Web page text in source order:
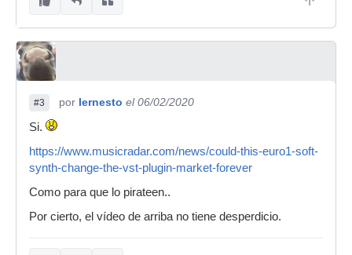
#3 por Iernesto el 06/02/2020
Si.
https://www.musicradar.com/news/could-this-euro1-soft-
synth-change-the-vst-plugin-market-forever
Como para que lo pirateen..
Por cierto, el vídeo de arriba no tiene desperdicio.